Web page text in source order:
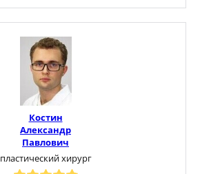
Костин
Александр
Павлович
пластический хирург